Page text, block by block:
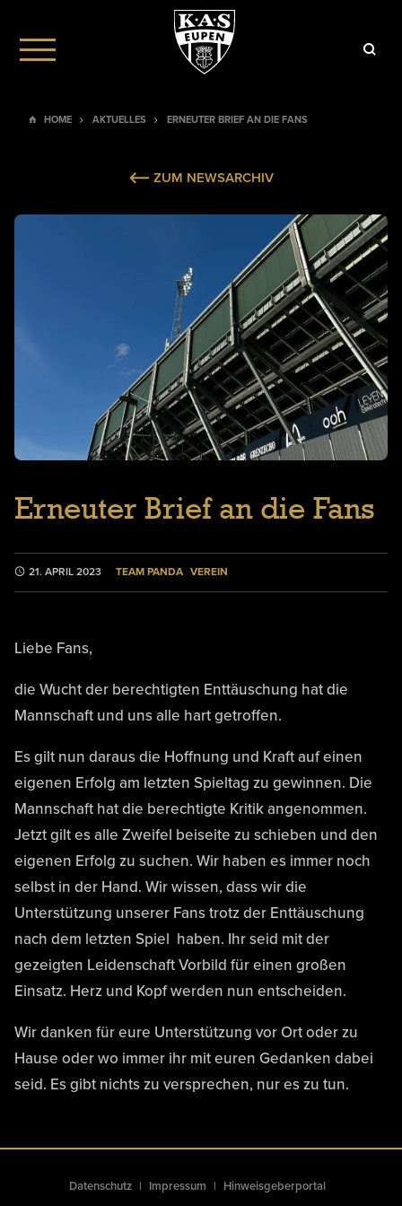
HOME AKTUELLES ERNEUTER BRIEF AN DIE FANS
ZUM NEWSARCHIV
Erneuter Brief an die Fans
21. APRIL 2023 TEAM PANDA VEREIN
Liebe Fans,
die Wucht der berechtigten Enttäuschung hat die
Mannschaft und uns alle hart getroffen.
Es gilt nun daraus die Hoffnung und Kraft auf einen
eigenen Erfolg am letzten Spieltag zu gewinnen. Die
Mannschaft hat die berechtigte Kritik angenommen.
Jetzt gilt es alle Zweifel beiseite zu schieben und den
eigenen Erfolg zu suchen. Wir haben es immer noch
selbst in der Hand. Wir wissen, dass wir die
Unterstützung unserer Fans trotz der Enttäuschung
nach dem letzten Spiel haben. Ihr seid mit der
gezeigten Leidenschaft Vorbild für einen großen
Einsatz. Herz und Kopf werden nun entscheiden.
Wir danken für eure Unterstützung vor Ort oder zu
Hause oder wo immer ihr mit euren Gedanken dabei
seid. Es gibt nichts zu versprechen, nur es zu tun.
Datenschutz Impressum Hinweisgeberportal